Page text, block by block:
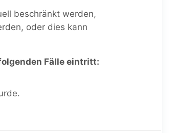
beschränkt werden,
oder dies kann
Fälle eintritt: